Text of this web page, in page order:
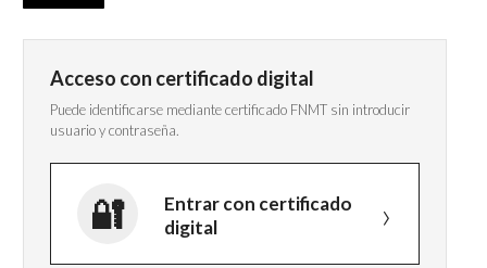
Acceso con certificado digital
Puede identificarse mediante certificado FNMT sin introducir
usuario y contraseña.
Entrar con certificado
digital